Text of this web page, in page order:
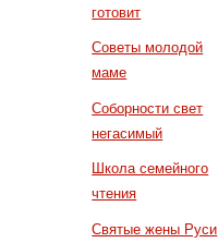
готовит
Советы молодой
маме
Соборности свет
негасимый
Школа семейного
чтения
Святые жены Руси